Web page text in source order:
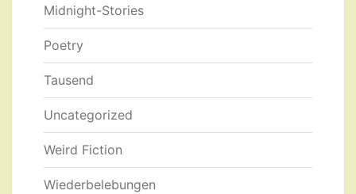
Midnight-Stories
Poetry
Tausend
Uncategorized
Weird Fiction
Wiederbelebungen